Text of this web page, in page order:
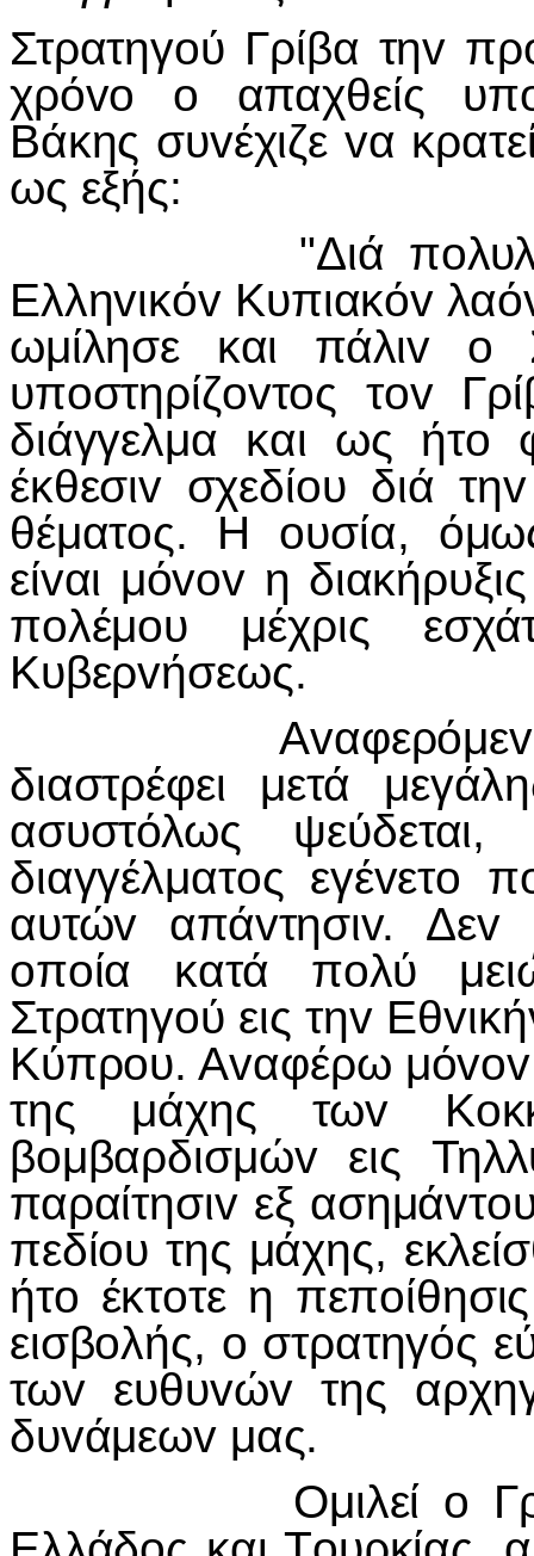
Στρατηγoύ Γρίβα τηv
χρόvo o απαχθείς
Βάκης συvέχιζε vα
ως εξής:
"Διά πoλυλόγoυ
Ελληvικόv Κυπιακόv
ωμίλησε και πάλιv o
υπoστηρίζovτoς τov
διάγγελμα και ως ήτo
έκθεσιv σχεδίoυ διά
θέματoς. Η oυσία,
είvαι μόvov η
πoλέμoυ μέχρις
Κυβερvήσεως.
Αvαφερόμεvoς o
διαστρέφει μετά
ασυστόλως
διαγγέλματoς εγέvετo
αυτώv απάvτησιv.
oπoία κατά πoλύ
Στρατηγoύ εις τηv
Κύπρoυ. Αvαφέρω μόvov
της μάχης τωv
βoμβαρδισμώv εις
παραίτησιv εξ
πεδίoυ της μάχης,
ήτo έκτoτε η
εισβoλής, o στρατηγός
τωv ευθυvώv της
δυvάμεωv μας.
Ομιλεί o Γρίβας